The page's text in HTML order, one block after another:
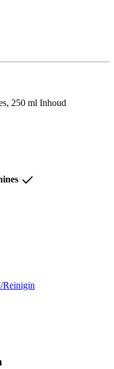
250 ml Inhoud
Reinigin